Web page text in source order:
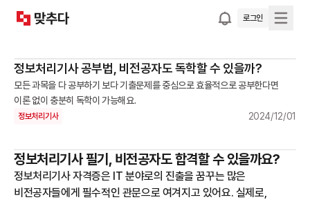
로그인
정보처리기사 공부법, 비전공자도 독학할 수 있을까?
모든 과목을 다 공부하기 보다 기출문제를 중심으로 효율적으로 공부한다면
이론 없이 충분히 독학이 가능해요.
정보처리기사 2024/12/01
정보처리기사 필기, 비전공자도 합격할 수 있을까요?
정보처리기사 자격증은 IT 분야로의 진출을 꿈꾸는 많은
비전공자들에게 필수적인 관문으로 여겨지고 있어요. 실제로,